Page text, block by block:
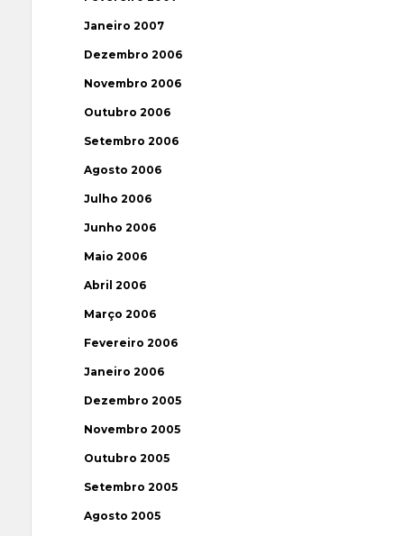
Janeiro 2007
Dezembro 2006
Novembro 2006
Outubro 2006
Setembro 2006
Agosto 2006
Julho 2006
Junho 2006
Maio 2006
Abril 2006
Março 2006
Fevereiro 2006
Janeiro 2006
Dezembro 2005
Novembro 2005
Outubro 2005
Setembro 2005
Agosto 2005